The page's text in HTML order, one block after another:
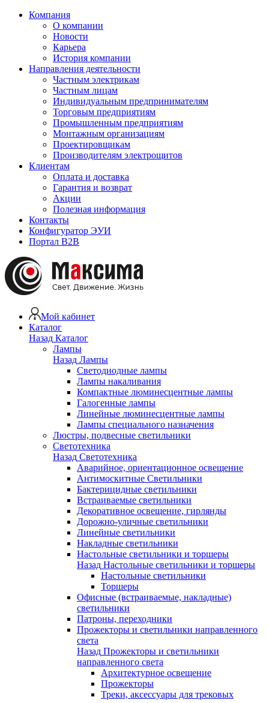
Компания
О компании
Новости
Карьера
История компании
Направления деятельности
Частным электрикам
Частным лицам
Индивидуальным предпринимателям
Торговым предприятиям
Промышленным предприятиям
Монтажным организациям
Проектировщикам
Производителям электрощитов
Клиентам
Оплата и доставка
Гарантия и возврат
Акции
Полезная информация
Контакты
Конфигуратор ЭУИ
Портал B2B
Мой кабинет
Каталог
Назад Каталог
Лампы
Назад Лампы
Светодиодные лампы
Лампы накаливания
Компактные люминесцентные лампы
Галогенные лампы
Линейные люминесцентные лампы
Лампы специального назначения
Люстры, подвесные светильники
Светотехника
Назад Светотехника
Аварийное, ориентационное освещение
Антимоскитные Светильники
Бактерицидные светильники
Встраиваемые светильники
Декоративное освещение, гирлянды
Дорожно-уличные светильники
Линейные светильники
Накладные светильники
Настольные светильники и торшеры
Назад Настольные светильники и торшеры
Настольные светильники
Торшеры
Офисные (встраиваемые, накладные)
светильники
Патроны, переходники
Прожекторы и светильники направленного
света
Назад Прожекторы и светильники
направленного света
Архитектурное освещение
Прожекторы
Треки, аксессуары для трековых